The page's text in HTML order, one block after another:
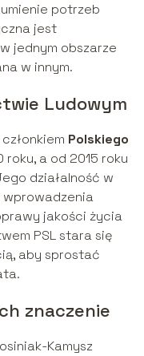
potrzeb
jest
jednym obszarze
w innym.
Ludowym
Polskiego
roku, a od 2015 roku
działalność w
wprowadzenia
jakości życia
PSL stara się
aby sprostać
znaczenie
Kamysz